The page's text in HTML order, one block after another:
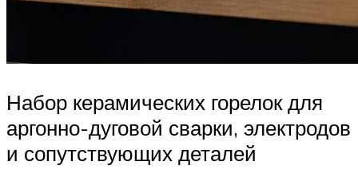
Набор керамических горелок для
аргонно-дуговой сварки, электродов
и сопутствующих деталей